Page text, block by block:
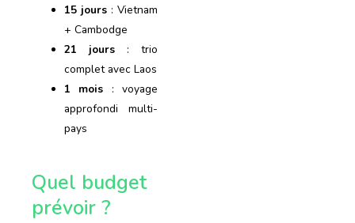
15 jours: Vietnam
+ Cambodge
21 jours: trio
complet avec Laos
1 mois : voyage
approfondi multi-
pays
Quel budget
prévoir ?